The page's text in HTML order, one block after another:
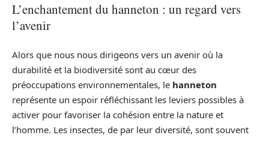
L’enchantement du hanneton : un regard vers
l’avenir
Alors que nous nous dirigeons vers un avenir où la
durabilité et la biodiversité sont au cœur des
préoccupations environnementales, le hanneton
représente un espoir réfléchissant les leviers possibles à
activer pour favoriser la cohésion entre la nature et
l’homme. Les insectes, de par leur diversité, sont souvent